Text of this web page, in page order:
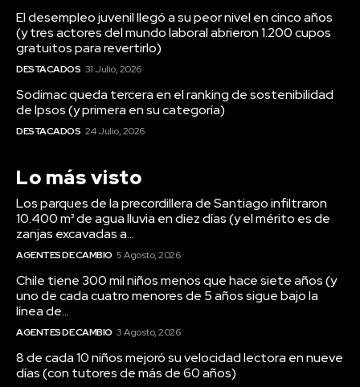
El desempleo juvenil llegó a su peor nivel en cinco años
(y tres actores del mundo laboral abrieron 1.200 cupos
gratuitos para revertirlo)
DESTACADOS 31 Julio, 2026
Sodimac queda tercera en el ranking de sostenibilidad
de Ipsos (y primera en su categoría)
DESTACADOS 24 Julio, 2026
Lo más visto
Los parques de la precordillera de Santiago infiltraron
10.400 m³ de agua lluvia en diez días (y el mérito es de
zanjas excavadas a...
AGENTES DE CAMBIO 5 Agosto, 2026
Chile tiene 300 mil niños menos que hace siete años (y
uno de cada cuatro menores de 5 años sigue bajo la
línea de...
AGENTES DE CAMBIO 3 Agosto, 2026
8 de cada 10 niños mejoró su velocidad lectora en nueve
días (con tutores de más de 60 años)